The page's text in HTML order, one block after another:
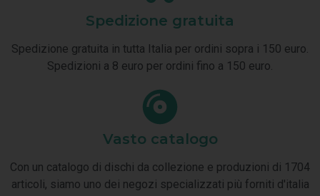
Spedizione gratuita
Spedizione gratuita in tutta Italia per ordini sopra i 150 euro.
Spedizioni a 8 euro per ordini fino a 150 euro.
Vasto catalogo
Con un catalogo di dischi da collezione e produzioni di 1704
articoli, siamo uno dei negozi specializzati più forniti d'italia